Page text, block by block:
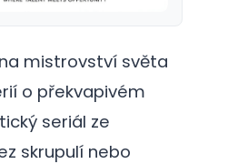
galerie: cviky
mistrovství světa
o překvapivém
seriál ze
skrupulí nebo